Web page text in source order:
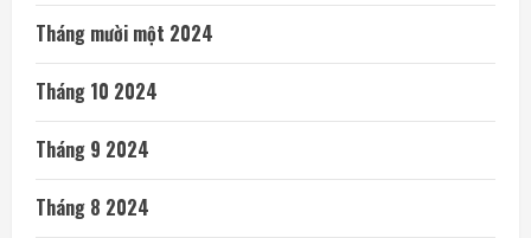
Tháng mười một 2024
Tháng 10 2024
Tháng 9 2024
Tháng 8 2024